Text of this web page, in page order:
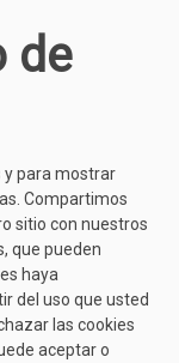
de
y para mostrar
Compartimos
sitio con nuestros
que pueden
haya
del uso que usted
las cookies
aceptar o